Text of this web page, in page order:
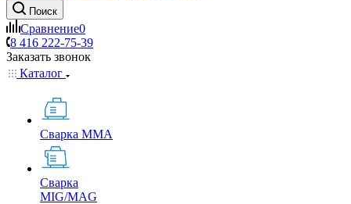
Поиск
Сравнение0
8 416 222-75-39
Заказать звонок
Каталог
Сварка MMA
Сварка
MIG/MAG